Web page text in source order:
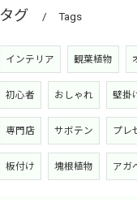
タグ Tags
インテリア 観葉植物
初心者 おしゃれ 壁掛
専門店 サボテン プレ
板付け 塊根植物 アガ